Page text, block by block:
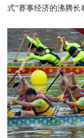
式”赛事经济的沸腾长